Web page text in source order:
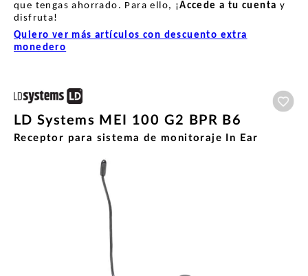
que tengas ahorrado. Para ello, ¡Accede a tu cuenta y
disfruta!
Quiero ver más artículos con descuento extra
monedero
LD Systems MEI 100 G2 BPR B6
Receptor para sistema de monitoraje In Ear